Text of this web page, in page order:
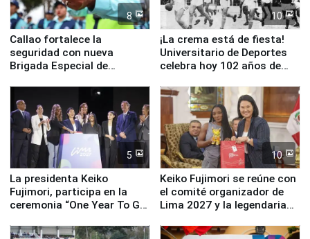
8
Callao fortalece la
seguridad con nueva
Brigada Especial de
equipamiento para
Serenazgo
10
¡La crema está de fiesta!
Universitario de Deportes
celebra hoy 102 años de
5
La presidenta Keiko
Fujimori, participa en la
ceremonia “One Year To Go
10
Keiko Fujimori se reúne con
el comité organizador de
Lima 2027 y la legendaria